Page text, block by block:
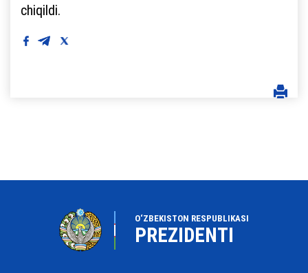
chiqildi.
O‘ZBEKISTON RESPUBLIKASI
PREZIDENTI